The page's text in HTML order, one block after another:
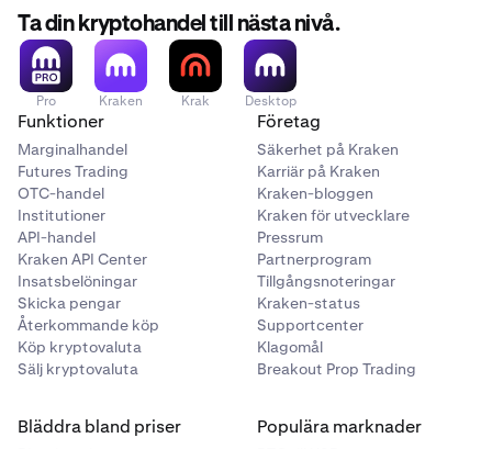
Ta din kryptohandel till nästa nivå.
Pro Kraken Krak Desktop
Funktioner
Marginalhandel
Futures Trading
OTC-handel
Institutioner
API-handel
Kraken API Center
Insatsbelöningar
Skicka pengar
Återkommande köp
Köp kryptovaluta
Sälj kryptovaluta
Företag
Säkerhet på Kraken
Karriär på Kraken
Kraken-bloggen
Kraken för utvecklare
Pressrum
Partnerprogram
Tillgångsnoteringar
Kraken-status
Supportcenter
Klagomål
Breakout Prop Trading
Bläddra bland priser Populära marknader